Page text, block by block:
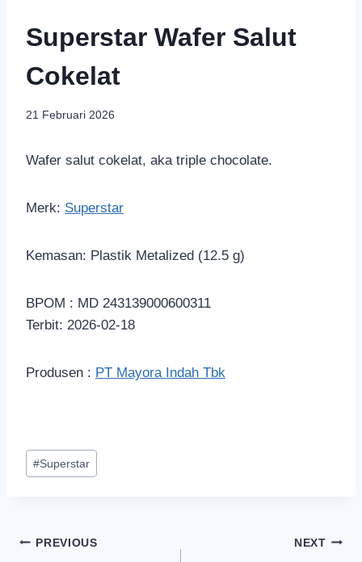
Superstar Wafer Salut
Cokelat
21 Februari 2026
Wafer salut cokelat, aka triple chocolate.
Merk: Superstar
Kemasan: Plastik Metalized (12.5 g)
BPOM : MD 243139000600311
Terbit: 2026-02-18
Produsen : PT Mayora Indah Tbk
#Superstar
PREVIOUS NEXT